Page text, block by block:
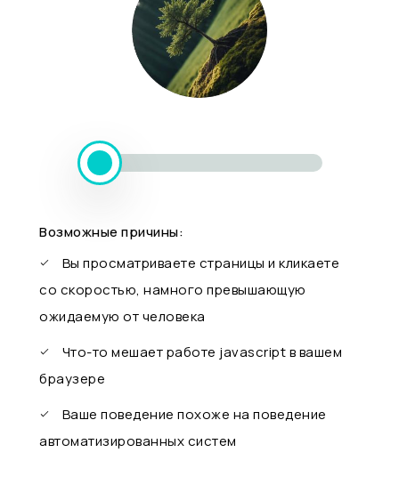
Возможные причины:
Вы просматриваете страницы и кликаете
со скоростью, намного превышающую
ожидаемую от человека
Что-то мешает работе javascript в вашем
браузере
Ваше поведение похоже на поведение
автоматизированных систем